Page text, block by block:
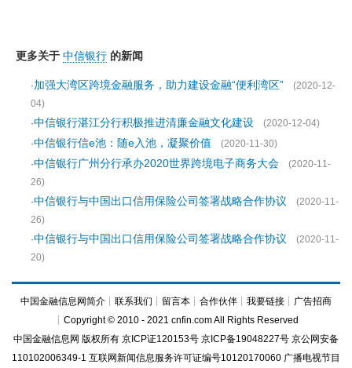
更多关于 中信银行 的新闻
·加强大湾区跨境金融服务，助力建设金融“便利湾区”
(2020-12-
04)
·中信银行湛江分行积极推进清廉金融文化建设
(2020-12-04)
·中信银行信e池：随e入池，凝聚价值
(2020-11-30)
·中信银行广州分行承办2020世界跨境电子商务大会
(2020-11-
26)
·中信银行与中国出口信用保险公司签署战略合作协议
(2020-11-
26)
·中信银行与中国出口信用保险公司签署战略合作协议
(2020-11-
20)
中国金融信息网简介 ┊ 联系我们 ┊ 留言本 ┊ 合作伙伴 ┊ 我要链接 ┊ 广告招商
┊Copyright © 2010 - 2021 cnfin.com All Rights Reserved
中国金融信息网 版权所有 京ICP证120153号 京ICP备19048227号 京公网安备
110102006349-1 互联网新闻信息服务许可证编号10120170060 广播电视节目